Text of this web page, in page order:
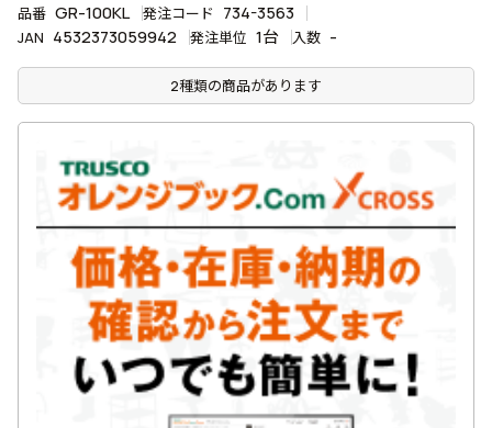
品番 GR-100KL 発注コード 734-3563
JAN 4532373059942 発注単位 1台 入数 -
2種類の商品があります